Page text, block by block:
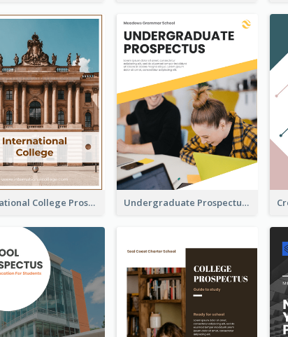
International College Prospectus Undergraduate Prospectus